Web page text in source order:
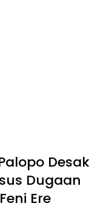
Desak
Dugaan
Ere